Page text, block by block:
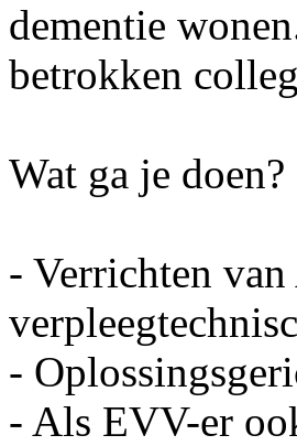
dementie
betrokken
Wat ga je doen?
- Verrichten
-
- Als EVV-er